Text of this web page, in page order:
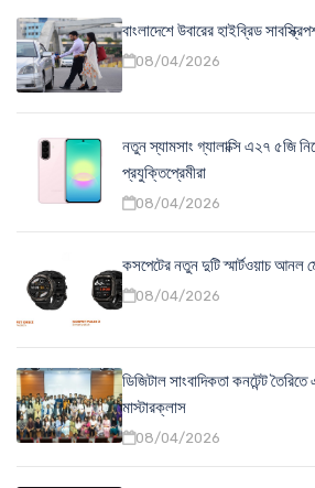
বাংলাদেশে উবারের হাইব্রিড
08/04/2026
নতুন স্যামসাং গ্যালাক্সি এ২৭ ৫জি
প্রযুক্তিপ্রেমীরা
08/04/2026
কসপেটের নতুন দুটি স্মার্টওয়াচ আনল
08/04/2026
ডিজিটাল সাংবাদিকতা কনটেন্ট
মাস্টারক্লাস
08/04/2026